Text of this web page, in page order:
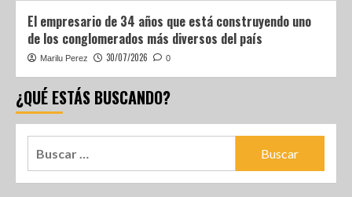
El empresario de 34 años que está construyendo uno
de los conglomerados más diversos del país
Marilu Perez 30/07/2026 0
¿QUÉ ESTÁS BUSCANDO?